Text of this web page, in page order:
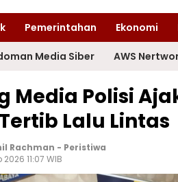
Pemerintahan Ekonomi
Media Siber AWS
Media Polisi
Lalu Lintas
Rachman - Peristiwa
11:07 WIB